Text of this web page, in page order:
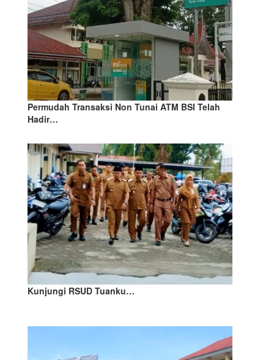
Permudah Transaksi Non Tunai ATM BSI Telah
Hadir…
Kunjungi RSUD Tuanku…